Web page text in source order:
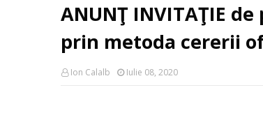
ANUNŢ INVITAŢIE
prin metoda cererii
Ion Calalb Iulie 08, 2020